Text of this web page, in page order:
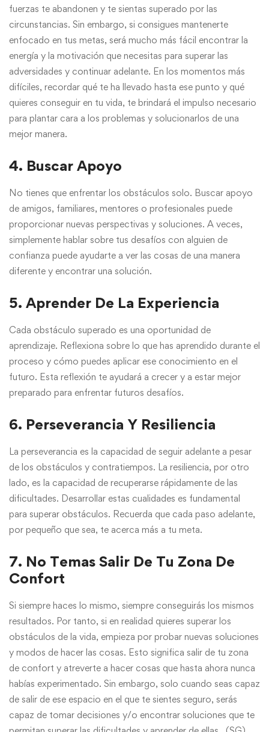
fuerzas te abandonen y te sientas superado por las
circunstancias. Sin embargo, si consigues mantenerte
enfocado en tus metas, será mucho más fácil encontrar la
energía y la motivación que necesitas para superar las
adversidades y continuar adelante. En los momentos más
difíciles, recordar qué te ha llevado hasta ese punto y qué
quieres conseguir en tu vida, te brindará el impulso necesario
para plantar cara a los problemas y solucionarlos de una
mejor manera.
4. Buscar Apoyo
No tienes que enfrentar los obstáculos solo. Buscar apoyo
de amigos, familiares, mentores o profesionales puede
proporcionar nuevas perspectivas y soluciones. A veces,
simplemente hablar sobre tus desafíos con alguien de
confianza puede ayudarte a ver las cosas de una manera
diferente y encontrar una solución.
5. Aprender De La Experiencia
Cada obstáculo superado es una oportunidad de
aprendizaje. Reflexiona sobre lo que has aprendido durante el
proceso y cómo puedes aplicar ese conocimiento en el
futuro. Esta reflexión te ayudará a crecer y a estar mejor
preparado para enfrentar futuros desafíos.
6. Perseverancia Y Resiliencia
La perseverancia es la capacidad de seguir adelante a pesar
de los obstáculos y contratiempos. La resiliencia, por otro
lado, es la capacidad de recuperarse rápidamente de las
dificultades. Desarrollar estas cualidades es fundamental
para superar obstáculos. Recuerda que cada paso adelante,
por pequeño que sea, te acerca más a tu meta.
7. No Temas Salir De Tu Zona De
Confort
Si siempre haces lo mismo, siempre conseguirás los mismos
resultados. Por tanto, si en realidad quieres superar los
obstáculos de la vida, empieza por probar nuevas soluciones
y modos de hacer las cosas. Esto significa salir de tu zona
de confort y atreverte a hacer cosas que hasta ahora nunca
habías experimentado. Sin embargo, solo cuando seas capaz
de salir de ese espacio en el que te sientes seguro, serás
capaz de tomar decisiones y/o encontrar soluciones que te